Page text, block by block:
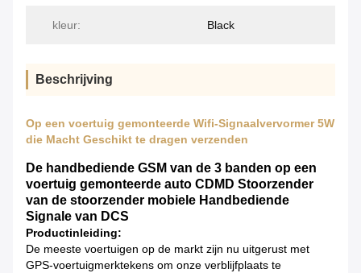
kleur: Black
Beschrijving
Op een voertuig gemonteerde Wifi-Signaalvervormer 5W
die Macht Geschikt te dragen verzenden
De handbediende GSM van de 3 banden op een
voertuig gemonteerde auto CDMD Stoorzender
van de stoorzender mobiele Handbediende
Signale van DCS
Productinleiding:
De meeste voertuigen op de markt zijn nu uitgerust met
GPS-voertuigmerktekens om onze verblijfplaats te